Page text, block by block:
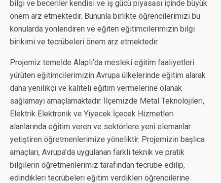
bilgi ve beceriler kendisi ve iş gücü piyasası içinde büyük
önem arz etmektedir. Bununla birlikte öğrencilerimizi bu
konularda yönlendiren ve eğiten eğitimcilerimizin bilgi
birikimi ve tecrübeleri önem arz etmektedir.
Projemiz temelde Alaplı’da mesleki eğitim faaliyetleri
yürüten eğitimcilerimizin Avrupa ülkelerinde eğitim alarak
daha yenilikçi ve kaliteli eğitim vermelerine olanak
sağlamayı amaçlamaktadır. İlçemizde Metal Teknolojileri,
Elektrik Elektronik ve Yiyecek İçecek Hizmetleri
alanlarında eğitim veren ve sektörlere yeni elemanlar
yetiştiren öğretmenlerimize yöneliktir. Projemizin başlıca
amaçları, Avrupa’da uygulanan farklı teknik ve pratik
bilgilerin öğretmenlerimiz tarafından tecrübe edilip,
edindikleri tecrübeleri eğitim verdikleri öğrencilerine